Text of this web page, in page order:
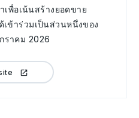
พื่อเน้นสร้างยอดขาย
เข้าร่วมเป็นส่วนหนึ่งของ
ราคม 2026